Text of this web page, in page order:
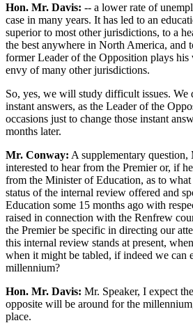
Hon. Mr. Davis: -- a lower rate of
case in many years. It has led to an
superior to most other jurisdictions, to a
the best anywhere in North America, and
former Leader of the Opposition plays
envy of many other jurisdictions.
So, yes, we will study difficult issues. We
instant answers, as the Leader of the
occasions just to change those instant
months later.
Mr. Conway: A supplementary question,
interested to hear from the Premier or, if
from the Minister of Education, as to what
status of the internal review offered and
Education some 15 months ago with
raised in connection with the Renfrew
the Premier be specific in directing our
this internal review stands at present,
when it might be tabled, if indeed we can
millennium?
Hon. Mr. Davis: Mr. Speaker, I expect
opposite will be around for the
place.